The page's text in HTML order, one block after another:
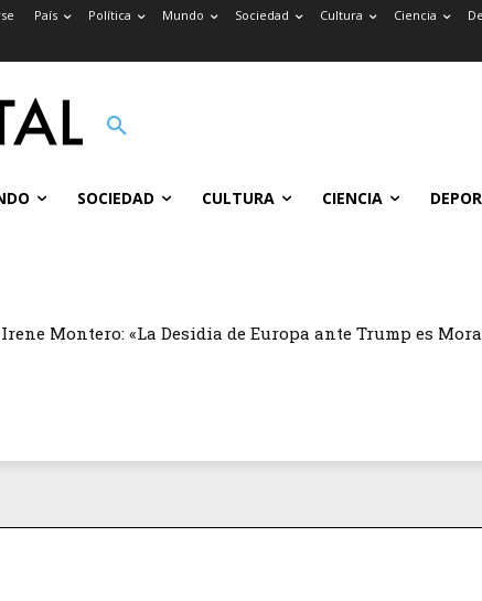
País Política Mundo Sociedad Cultura Ciencia
SOCIEDAD CULTURA CIENCIA
Irene Montero: «La Desidia de Europa ante Trump es